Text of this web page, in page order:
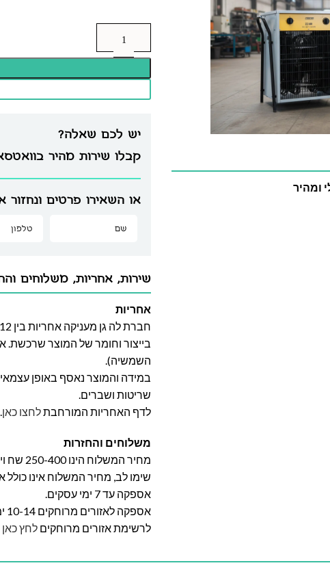
ומהיר
יש לכם שאלה?
קבלו שירות מהיר
או השאירו פרטים ונחזור
שירות, אחריות, משלוחים
אחריות
בייצור וחומר של המוצר שרכשת.
השמשיה).
במידה והמוצר נאסף באופן
שריטות ושברים.
לדף האחריות המורחבתלחצו כאן.
משלוחים והחזרות
מחיר המשלוח הינו 250-400 שח וייקבע על פי אזור מגוריכם.
שימו לב, מחיר המשלוח אינו
אספקה עד 7 ימי עסקים.
אספקה לאזורים מרוחקים 10-14 ימי עסקים
לרשימת אזורים מרוחקים לחץ כאן